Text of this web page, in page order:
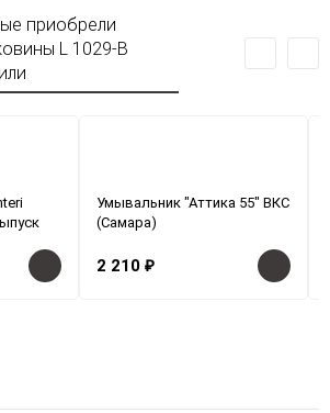
приобрели
L 1029-В
Умывальник "Аттика 55" ВКС
(Самара)
2 210 ₽